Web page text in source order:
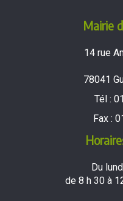
Mairie
14 rue
78041
Tél :
Fax :
Du
de 8 h 30 à